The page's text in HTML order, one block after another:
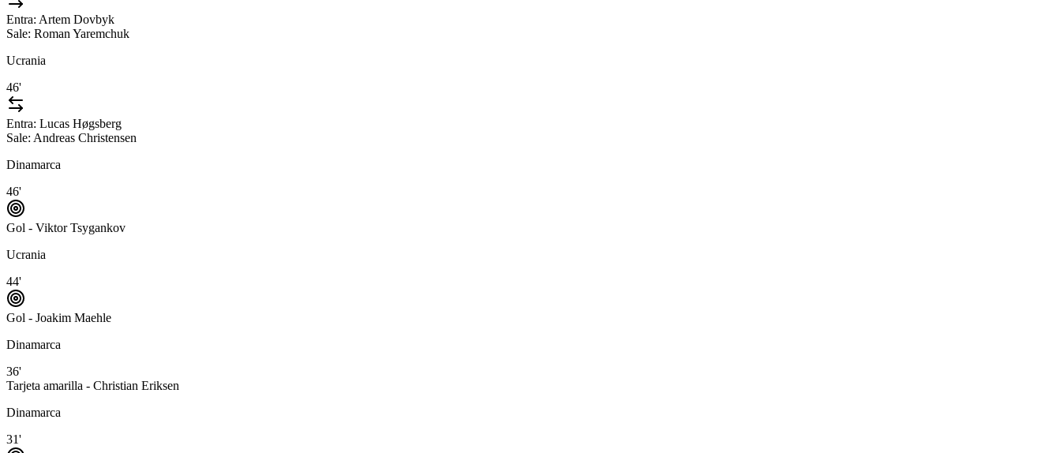
Entra: Artem Dovbyk
Sale: Roman Yaremchuk
Ucrania
46'
Entra: Lucas Høgsberg
Sale: Andreas Christensen
Dinamarca
46'
Gol - Viktor Tsygankov
Ucrania
44'
Gol - Joakim Maehle
Dinamarca
36'
Tarjeta amarilla - Christian Eriksen
Dinamarca
31'